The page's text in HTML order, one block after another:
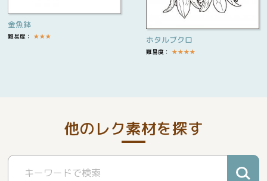
金魚鉢
難易度： ★★★ ホタルブクロ
難易度： ★★★★
他のレク素材を探す